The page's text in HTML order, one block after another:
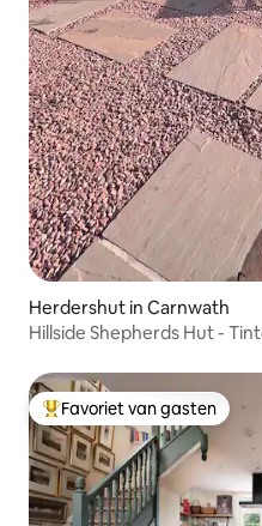
Herdershut in Carnwath
Hillside Shepherds Hut -
Topfavoriet van gasten
Favoriet van gasten